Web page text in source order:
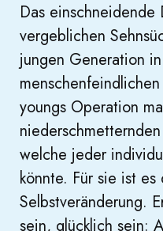
Das
vergeblichen
jungen Generation
youngs Operation
welche jeder
könnte. Für sie ist es
Selbstveränderung.
sein, glücklich sein: